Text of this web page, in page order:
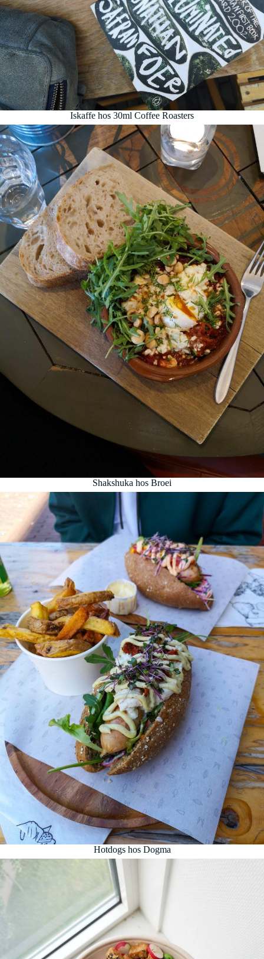
Iskaffe hos 30ml Coffee Roasters
Shakshuka hos Broei
Hotdogs hos Dogma